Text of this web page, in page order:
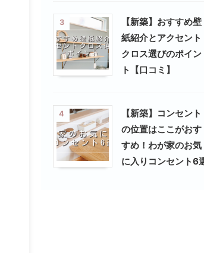
3
【新築】おすすめ壁
紙紹介とアクセント
クロス選びのポイン
ト【口コミ】
4
【新築】コンセント
の位置はここがおす
すめ！わが家のお気
に入りコンセント6